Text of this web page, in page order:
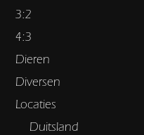
3:2
4:3
Dieren
Diversen
Locaties
Duitsland